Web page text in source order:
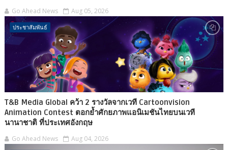
Go Ahead News Aug 05, 2026
ประชาสัมพันธ์
T&B Media Global คว้า 2 รางวัลจากเวที Cartoonvision
Animation Contest ตอกย้ำศักยภาพแอนิเมชันไทยบนเวที
นานาชาติ ที่ประเทศอังกฤษ
Go Ahead News Aug 04, 2026